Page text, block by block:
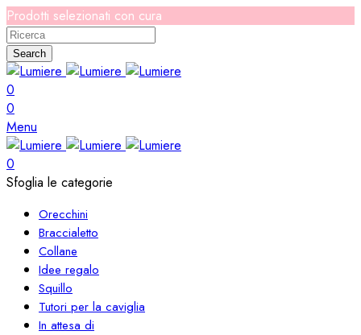
Prodotti selezionati con cura
Search
0
0
Menu
0
Sfoglia le categorie
Orecchini
Braccialetto
Collane
Idee regalo
Squillo
Tutori per la caviglia
In attesa di